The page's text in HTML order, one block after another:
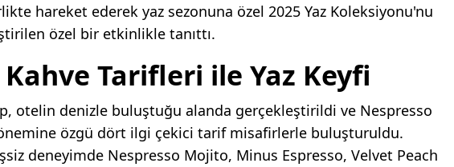
hareket ederek yaz sezonuna özel 2025 Yaz Koleksiyonu'nu
özel bir etkinlikle tanıttı.
Tarifleri ile Yaz Keyfi
otelin denizle buluştuğu alanda gerçekleştirildi ve Nespresso
özgü dört ilgi çekici tarif misafirlerle buluşturuldu.
deneyimde Nespresso Mojito, Minus Espresso, Velvet Peach